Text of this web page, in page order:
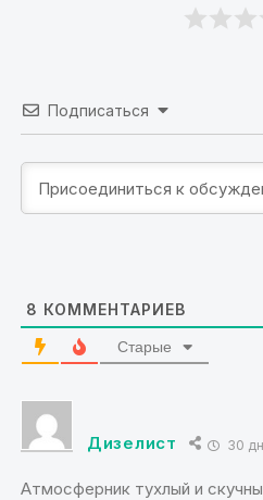
Подписаться
8 КОММЕНТАРИЕВ
Старые
Дизелист 30
Атмосферник тухлый и